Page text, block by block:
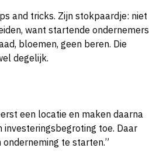
and tricks. Zijn stokpaardje: niet
want startende ondernemers
bloemen, geen beren. Die
degelijk.
een locatie en maken daarna
toe. Daar
te starten.”